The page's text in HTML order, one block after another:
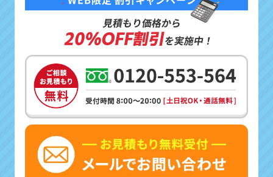
見積もり価格から
20%OFF割引を実施中！